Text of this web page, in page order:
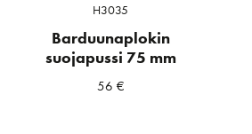
H3035
Barduunaplokin
suojapussi 75 mm
56 €